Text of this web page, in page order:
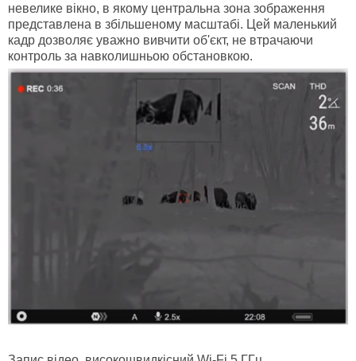
невелике вікно, в якому центральна зона зображення
представлена в збільшеному масштабі. Цей маленький
кадр дозволяє уважно вивчити об'єкт, не втрачаючи
контроль за навколишньою обстановкою.